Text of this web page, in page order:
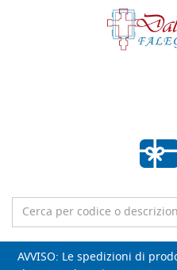
AVVISO: Le spedizioni di